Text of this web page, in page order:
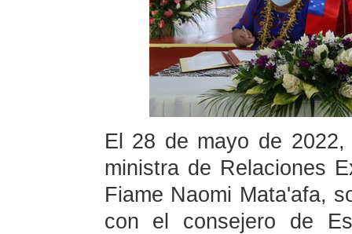
El 28 de mayo de
ministra de Relaciones
Fiame Naomi Mata'afa,
con el consejero de